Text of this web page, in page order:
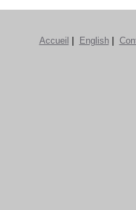
Accueil English|